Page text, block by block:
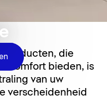
producten, die
comfort bieden, is
van uw
verscheidenheid